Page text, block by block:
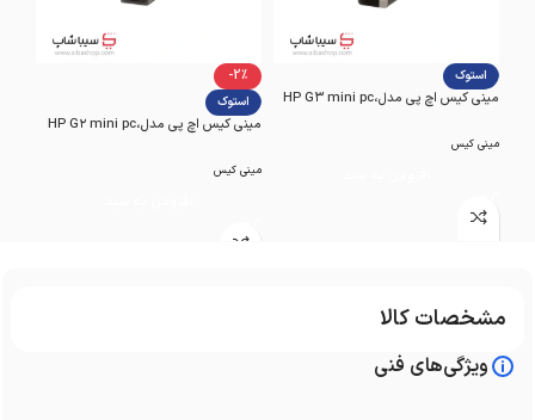
استوک
مینی کیس اچ پی مدل،HP G۳ mini pc
مینی کیس
-2%
استوک
مینی کیس اچ پی مدل،HP G۲ mini pc
مینی کیس
مشخصات کالا
ویژگی‌های فنی